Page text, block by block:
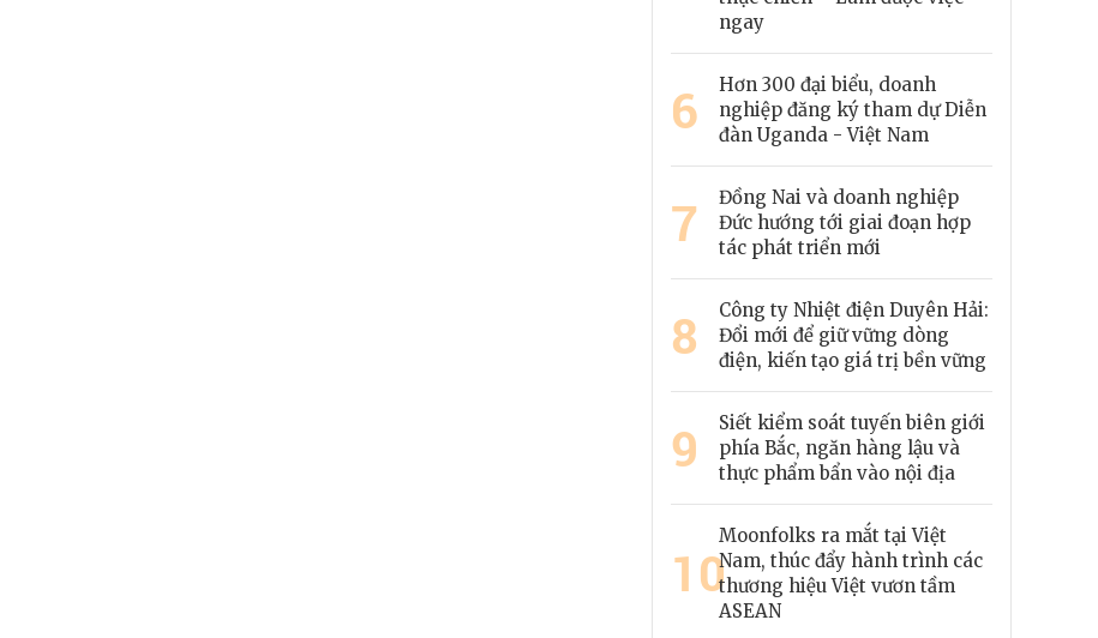
ngay
6
Hơn 300 đại biểu, doanh
nghiệp đăng ký tham dự Diễn
đàn Uganda - Việt Nam
7
Đồng Nai và doanh nghiệp
Đức hướng tới giai đoạn hợp
tác phát triển mới
8
Công ty Nhiệt điện Duyên Hải:
Đổi mới để giữ vững dòng
điện, kiến tạo giá trị bền vững
9
Siết kiểm soát tuyến biên giới
phía Bắc, ngăn hàng lậu và
thực phẩm bẩn vào nội địa
10
Moonfolks ra mắt tại Việt
Nam, thúc đẩy hành trình các
thương hiệu Việt vươn tầm
ASEAN